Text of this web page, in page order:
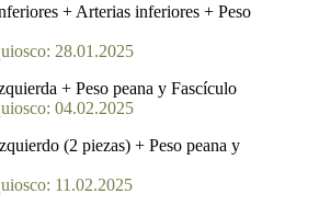
+ Arterias inferiores + Peso
28.01.2025
+ Peso peana y Fascículo
04.02.2025
(2 piezas) + Peso peana y
11.02.2025